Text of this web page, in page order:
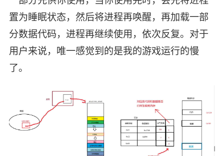
置为睡眠状态，然后将进程再唤醒，再加载一部
分数据代码，进程再继续使用，依次反复。对于
用户来说，唯一感觉到的是我的游戏运行的慢
了。